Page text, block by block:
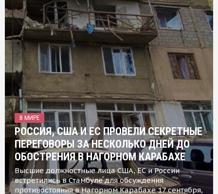
В МИРЕ
РОССИЯ, США И ЕС ПРОВЕЛИ СЕКРЕТНЫЕ
ПЕРЕГОВОРЫ ЗА НЕСКОЛЬКО ДНЕЙ ДО
ОБОСТРЕНИЯ В НАГОРНОМ КАРАБАХЕ
Высшие должностные лица США, ЕС и России
встретились в Стамбуле для обсуждения
противостояния в Нагорном Карабахе 17 сентября,